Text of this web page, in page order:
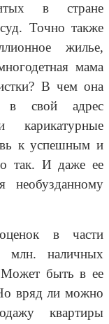
в стране
Точно также
жилье,
мама
В чем она
в свой адрес
карикатурные
к успешным и
так. И даже ее
необузданному
в части
млн. наличных
быть в ее
вряд ли можно
квартиры